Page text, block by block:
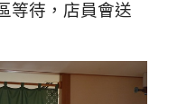
等待，店員會送